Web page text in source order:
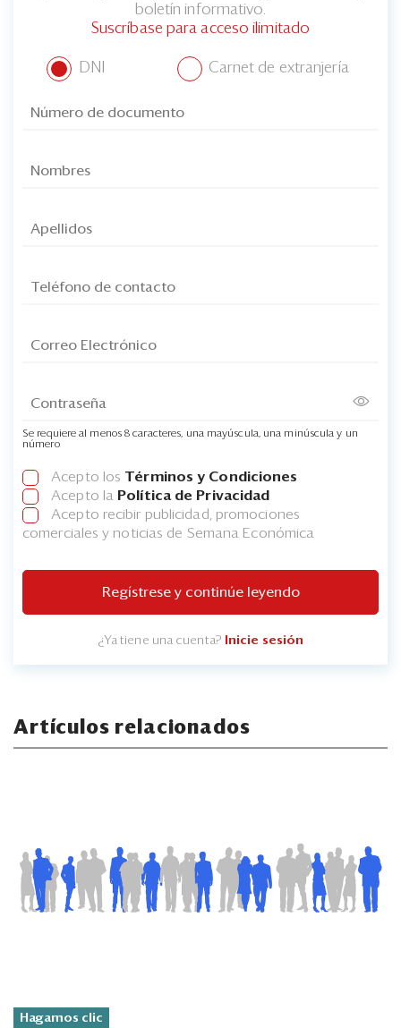
boletín informativo.
Suscríbase para acceso ilimitado
DNI Carnet de extranjería
Se requiere al menos 8 caracteres, una mayúscula, una minúscula y un
número
Acepto los Términos y Condiciones
Acepto la Política de Privacidad
Acepto recibir publicidad, promociones
comerciales y noticias de Semana Económica
Regístrese y continúe leyendo
¿Ya tiene una cuenta? Inicie sesión
Artículos relacionados
Hagamos clic